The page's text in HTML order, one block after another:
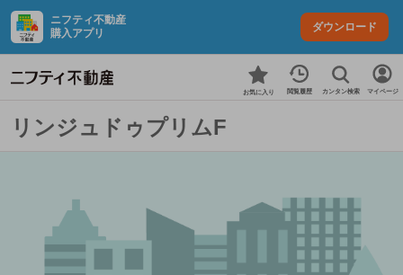
ニフティ不動産
購入アプリ
ダウンロード
お気に入り 閲覧履歴 カンタン検索 マイページ
リンジュドゥプリムF